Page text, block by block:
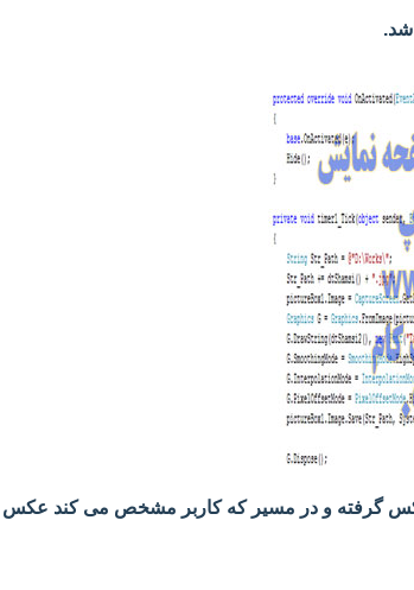
عکس گرفته و در مسیر که کاربر مشخص می کند عکس